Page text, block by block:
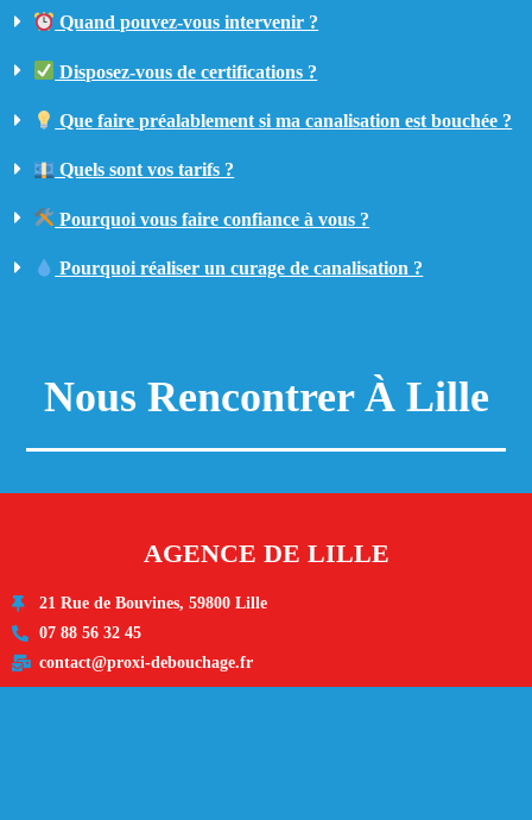
Quand pouvez-vous intervenir ?
Disposez-vous de certifications ?
Que faire préalablement si ma canalisation est bouchée ?
Quels sont vos tarifs ?
Pourquoi vous faire confiance à vous ?
Pourquoi réaliser un curage de canalisation ?
Nous Rencontrer À Lille
AGENCE DE LILLE
21 Rue de Bouvines, 59800 Lille
07 88 56 32 45
contact@proxi-debouchage.fr